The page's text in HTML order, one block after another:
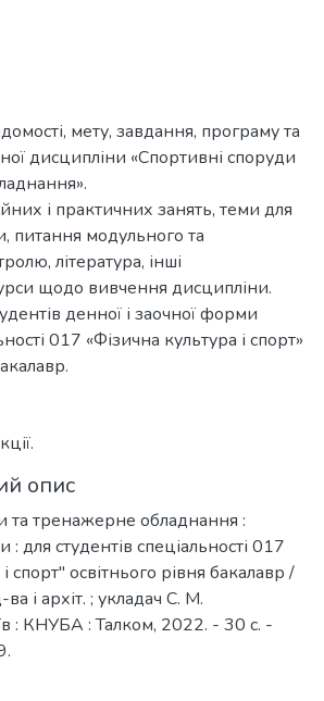
мету, завдання, програму та
дисципліни «Спортивні споруди
і практичних занять, теми для
питання модульного та
література, інші
щодо вивчення дисципліни.
денної і заочної форми
017 «Фізична культура і спорт»
опис
та тренажерне обладнання :
: для студентів спеціальності 017
спорт" освітнього рівня бакалавр /
і архіт. ; укладач С. М.
: КНУБА : Талком, 2022. - 30 с. -